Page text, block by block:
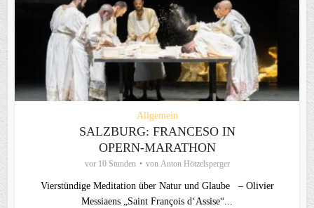
Allgemein
SALZBURG: FRANCESO IN
OPERN-MARATHON
vor 10 Stunden von Anton Hötzelsperger
Vierstündige Meditation über Natur und Glaube – Olivier
Messiaens „Saint François d‘Assise“...